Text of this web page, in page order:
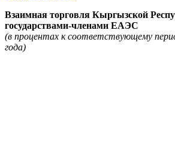
Взаимная торговля Кыргызской
государствами-членами ЕАЭС
(в процентах к соответствующему
года)